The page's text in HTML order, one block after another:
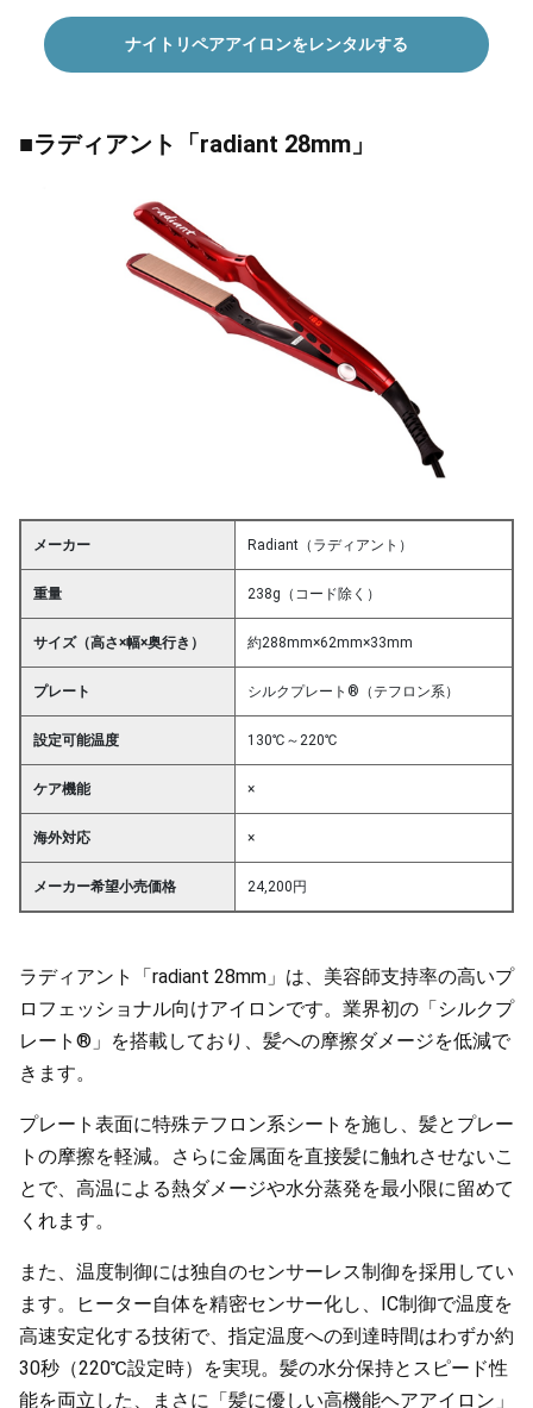
ナイトリペアアイロンをレンタルする
■ラディアント「radiant 28mm」
メーカー Radiant（ラディアント）
重量 238g（コード除く）
サイズ（高さ×幅×奥行き） 約288mm×62mm×33mm
プレート シルクプレート®（テフロン系）
設定可能温度 130℃～220℃
ケア機能 ×
海外対応 ×
メーカー希望小売価格 24,200円
ラディアント「radiant 28mm」は、美容師支持率の高いプ
ロフェッショナル向けアイロンです。業界初の「シルクプ
レート®」を搭載しており、髪への摩擦ダメージを低減で
きます。
プレート表面に特殊テフロン系シートを施し、髪とプレー
トの摩擦を軽減。さらに金属面を直接髪に触れさせないこ
とで、高温による熱ダメージや水分蒸発を最小限に留めて
くれます。
また、温度制御には独自のセンサーレス制御を採用してい
ます。ヒーター自体を精密センサー化し、IC制御で温度を
高速安定化する技術で、指定温度への到達時間はわずか約
30秒（220℃設定時）を実現。髪の水分保持とスピード性
能を両立した、まさに「髪に優しい高機能ヘアアイロン」